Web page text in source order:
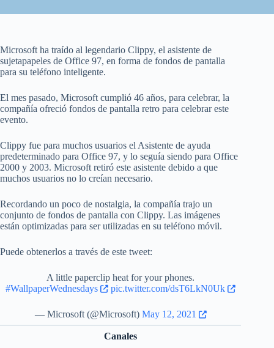
Microsoft ha traído al legendario Clippy, el asistente de
sujetapapeles de Office 97, en forma de fondos de pantalla
para su teléfono inteligente.
El mes pasado, Microsoft cumplió 46 años, para celebrar, la
compañía ofreció fondos de pantalla retro para celebrar este
evento.
Clippy fue para muchos usuarios el Asistente de ayuda
predeterminado para Office 97, y lo seguía siendo para Office
2000 y 2003. Microsoft retiró este asistente debido a que
muchos usuarios no lo creían necesario.
Recordando un poco de nostalgia, la compañía trajo un
conjunto de fondos de pantalla con Clippy. Las imágenes
están optimizadas para ser utilizadas en su teléfono móvil.
Puede obtenerlos a través de este tweet:
A little paperclip heat for your phones.
#WallpaperWednesdays
pic.twitter.com/dsT6LkN0Uk
— Microsoft (@Microsoft) May 12, 2021
Canales